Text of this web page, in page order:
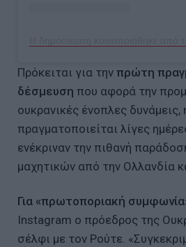
Πρόκειται για την πρώτη
δέσμευση που αφορά την
ουκρανικές ένοπλες δυνάμεις,
πραγματοποιείται λίγες
ενέκριναν την πιθανή
μαχητικών από την Ολλανδία
Για «πρωτοποριακή
Instagram ο πρόεδρος της
σέλφι με τον Ρούτε.